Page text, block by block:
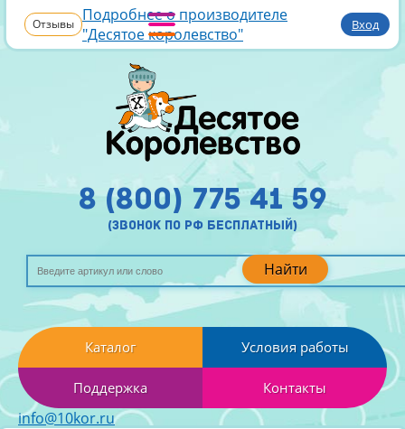
Отзывы Подробнее о производителе
"Десятое королевство"
Вход
Найти
8 (800) 775 41 59
(звонок по рф бесплатный)
Каталог Условия работы
Поддержка Контакты
info@10kor.ru